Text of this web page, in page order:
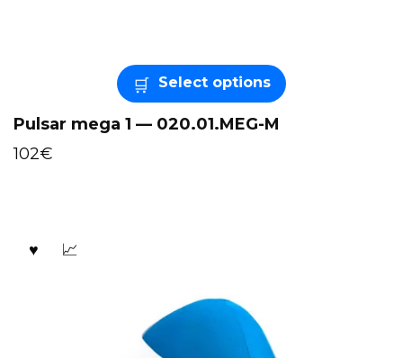
Select options
Pulsar mega 1 — 020.01.MEG-M
102€